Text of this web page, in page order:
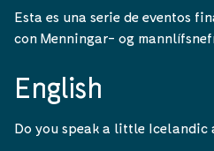
Esta es una serie de eventos
con Menningar- og
English
Do you speak a little Icelandic